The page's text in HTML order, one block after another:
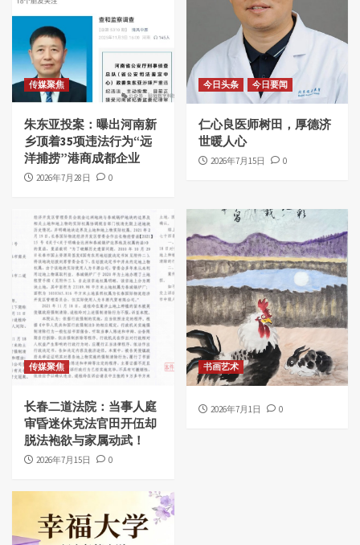
传媒聚焦
朱东亚投案：曝出河南新
乡顶着35项违法行为“远
洋捕捞”港商成都企业
2026年7月28日 0
今日头条 今日要闻
仁心良医师树田，厚德济
世暖人心
2026年7月15日 0
传媒聚焦
长春二道法院：当事人庭
审昏迷休克法官田开伍却
脱法袍欲与家属动武！
2026年7月15日 0
书画艺术
2026年7月1日 0